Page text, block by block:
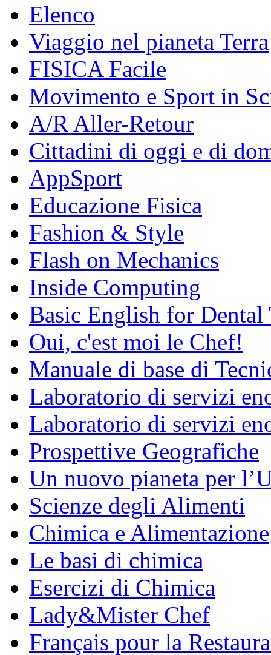
Elenco
Viaggio nel pianeta Terra
FISICA Facile
Movimento e Sport in
A/R Aller-Retour
Cittadini di oggi e di
AppSport
Educazione Fisica
Fashion & Style
Flash on Mechanics
Inside Computing
Basic English for Dental
Oui, c'est moi le Chef!
Manuale di base di
Laboratorio di servizi
Laboratorio di servizi
Prospettive Geografiche
Un nuovo pianeta per
Scienze degli Alimenti
Chimica e Alimentazione
Le basi di chimica
Esercizi di Chimica
Lady&Mister Chef
Français pour la